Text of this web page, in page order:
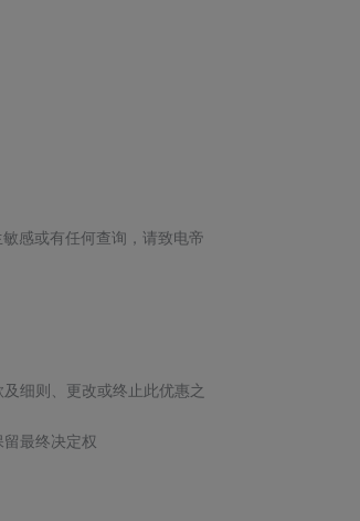
感或有任何查询，请致电帝
及细则、更改或终止此优惠之
留最终决定权